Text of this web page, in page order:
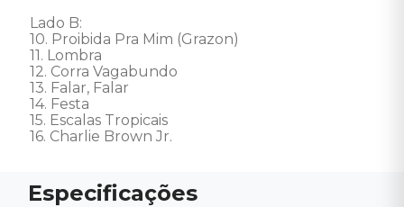
Lado B:
10. Proibida Pra Mim (Grazon)
11. Lombra
12. Corra Vagabundo
13. Falar, Falar
14. Festa
15. Escalas Tropicais
16. Charlie Brown Jr.